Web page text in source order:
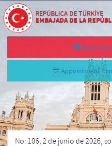
REPÚBLICA DE TÜRKİYE
EMBAJADA DE LA
Make
Appointment
No: 106, 2 de junio de 2026,